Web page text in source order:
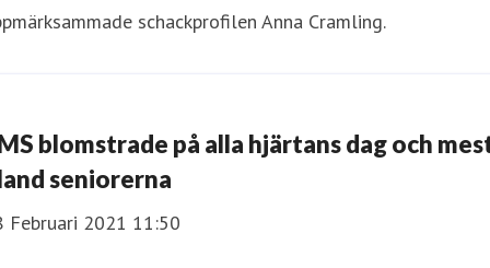
schackprofilen Anna Cramling.
blomstrade på alla hjärtans dag och
seniorerna
Februari 2021 11:50